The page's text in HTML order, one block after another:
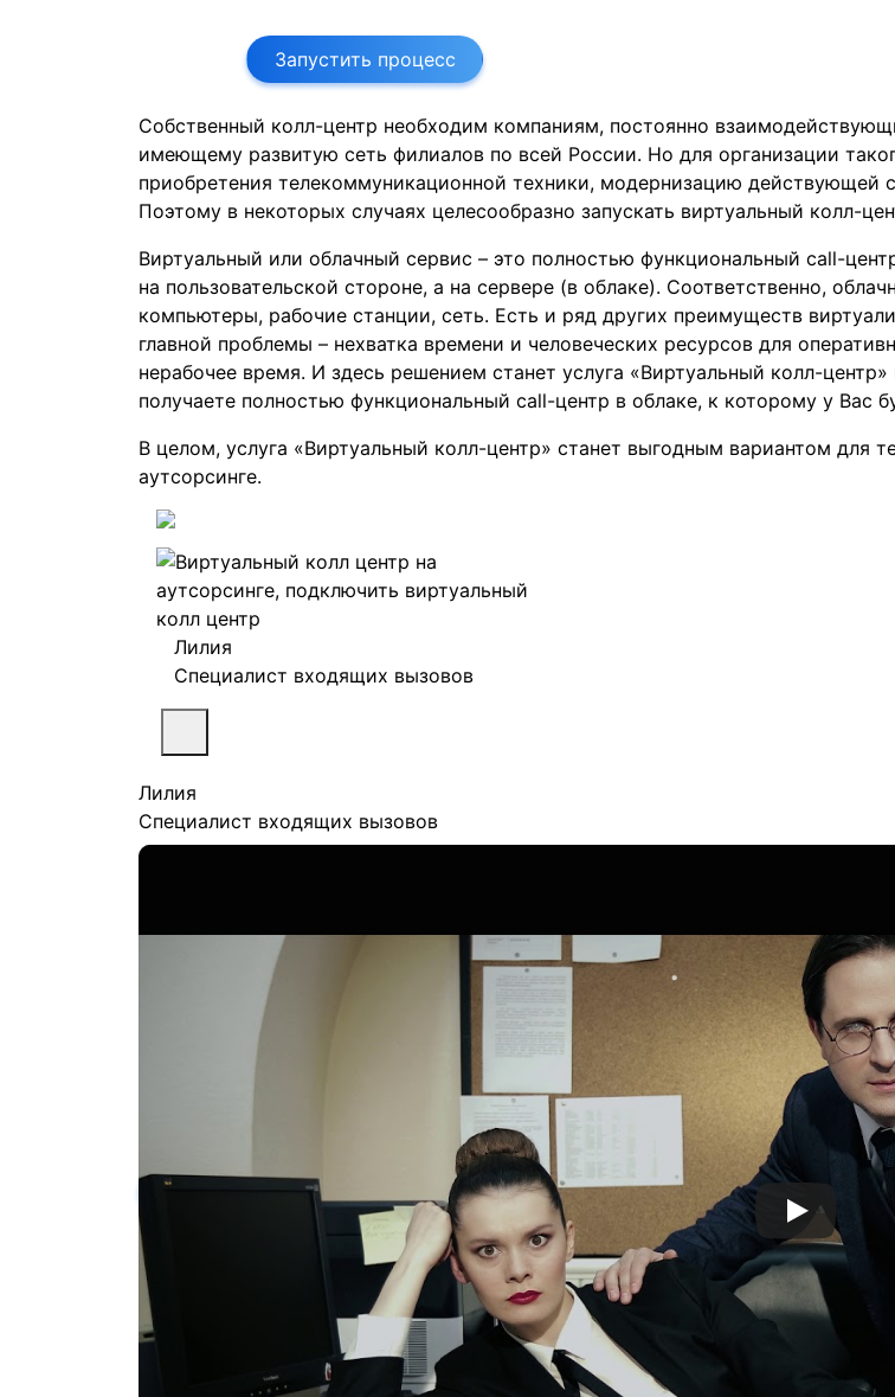
Запустить процесс
Собственный колл-центр необходим компаниям, постоянно
имеющему развитую сеть филиалов по всей России. Но для организации
приобретения телекоммуникационной техники, модернизацию действующей
Поэтому в некоторых случаях целесообразно запускать виртуальный колл-
Виртуальный или облачный сервис – это полностью функциональный call-
на пользовательской стороне, а на сервере (в облаке). Соответственно,
компьютеры, рабочие станции, сеть. Есть и ряд других преимуществ
главной проблемы – нехватка времени и человеческих ресурсов для
нерабочее время. И здесь решением станет услуга «Виртуальный колл-
получаете полностью функциональный call-центр в облаке, к которому у Вас
В целом, услуга «Виртуальный колл-центр» станет выгодным вариантом для
аутсорсинге.
Лилия
Специалист входящих вызовов
Лилия
Специалист входящих вызовов
Сейчас просматривают:
Реализовано проектов (июль):
от 10 000 руб/мес
Заказать услугу